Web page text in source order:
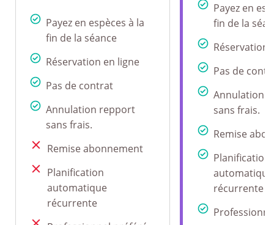
Payez en
fin de la
Réservation
Pas de
Annulation
sans frais.
Remise
Planification
automatique
récurrente
Payez en espèces à la
fin de la séance
Réservation en ligne
Pas de contrat
Annulation repport
sans frais.
Remise abonnement
Planification
automatique
récurrente